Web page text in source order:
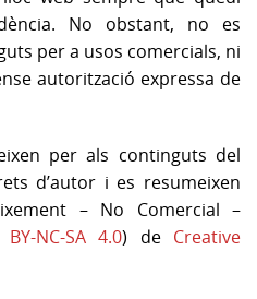
No obstant, no es
per a usos comercials, ni
autorització expressa de
per als continguts del
d’autor i es resumeixen
– No Comercial –
BY-NC-SA 4.0) de Creative